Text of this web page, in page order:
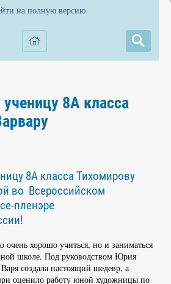
на полную версию
8А класса
8А класса Тихомирову
во Всероссийском
пленэре
очень хорошо учиться, но и заниматься
школе. Под руководством Юрия
создала настоящий шедевр, а
оценило работу юной художницы по